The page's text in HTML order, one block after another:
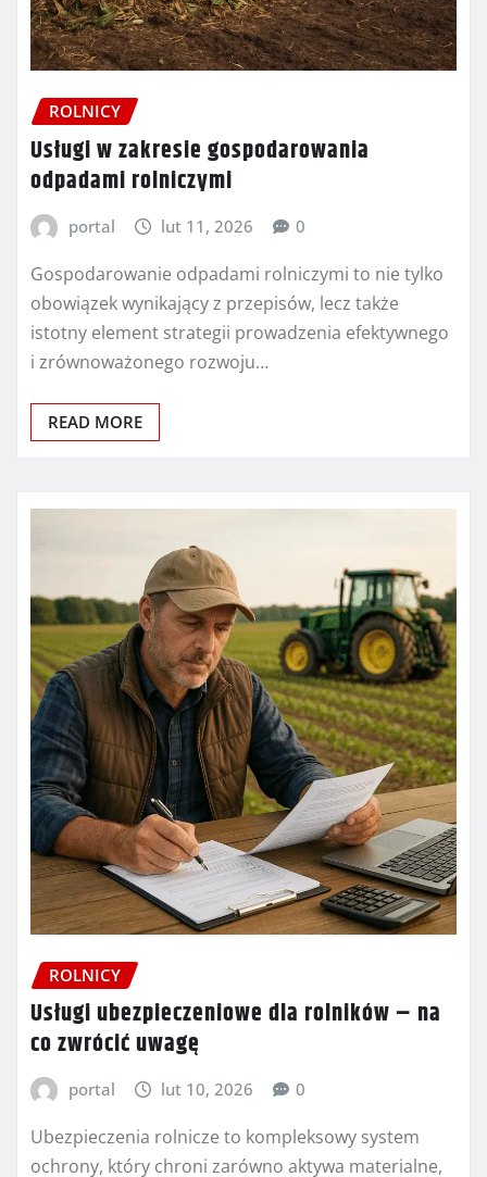
ROLNICY
Usługi w zakresie gospodarowania
odpadami rolniczymi
portal lut 11, 2026 0
Gospodarowanie odpadami rolniczymi to nie tylko
obowiązek wynikający z przepisów, lecz także
istotny element strategii prowadzenia efektywnego
i zrównoważonego rozwoju…
READ MORE
ROLNICY
Usługi ubezpieczeniowe dla rolników – na
co zwrócić uwagę
portal lut 10, 2026 0
Ubezpieczenia rolnicze to kompleksowy system
ochrony, który chroni zarówno aktywa materialne,